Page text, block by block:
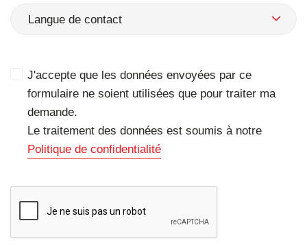
Langue de contact
J'accepte que les données envoyées par ce
formulaire ne soient utilisées que pour traiter ma
demande.
Le traitement des données est soumis à notre
Politique de confidentialité